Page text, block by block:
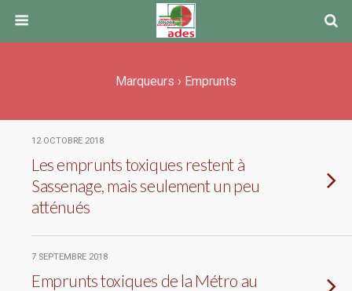
Marqueurs › Emprunts
12 OCTOBRE 2018
Les emprunts toxiques restent à
Sassenage, mais seulement un peu
atténués
7 SEPTEMBRE 2018
Emprunts toxiques de la Métro au